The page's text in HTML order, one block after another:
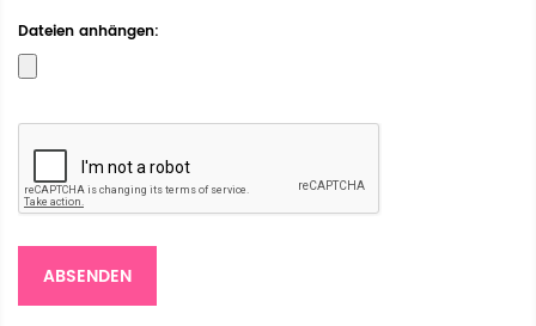
Dateien anhängen
ABSENDEN